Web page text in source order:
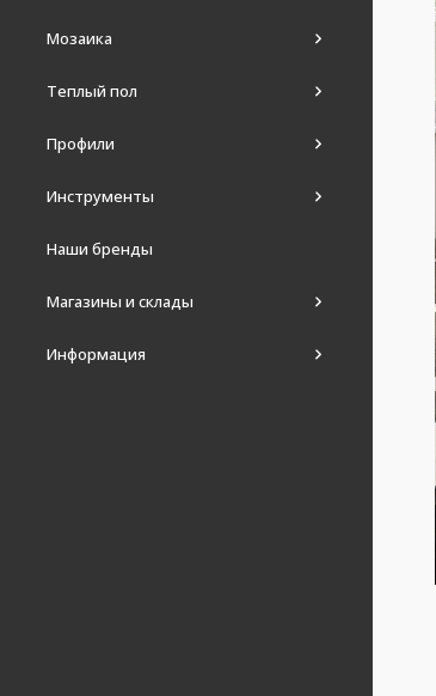
Мозаика
Теплый пол
Профили
Инструменты
Наши бренды
Магазины и склады
Информация